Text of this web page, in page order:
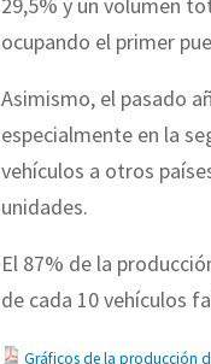
29,5% y un volumen
ocupando el primer
Asimismo, el pasado
especialmente en la
vehículos a otros
unidades.
El 87% de la
de cada 10 vehículos
Gráficos de la producción